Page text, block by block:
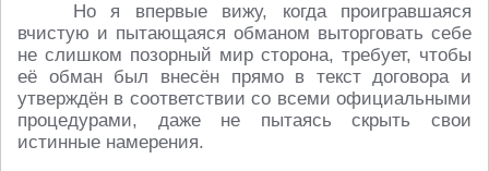
Но я впервые вижу, когда проигравшаяся
вчистую и пытающаяся обманом выторговать себе
не слишком позорный мир сторона, требует, чтобы
её обман был внесён прямо в текст договора и
утверждён в соответствии со всеми официальными
процедурами, даже не пытаясь скрыть свои
истинные намерения.